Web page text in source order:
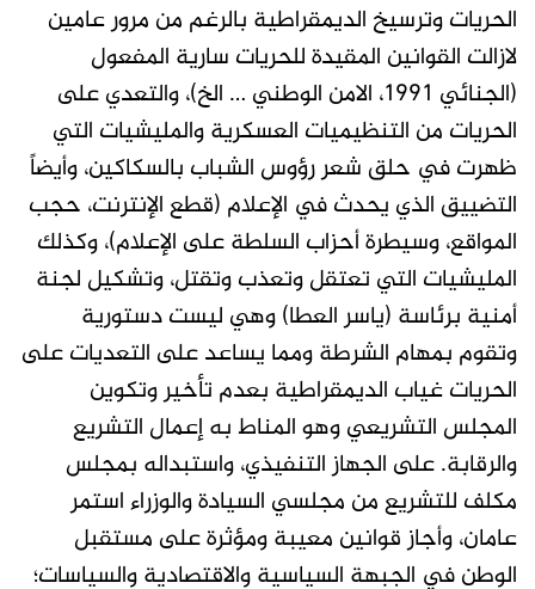
الحريات وترسيخ الديمقراطية بالرغم من مرور عامين
لازالت القوانين المقيدة للحريات سارية المفعول
(الجنائي 1991، الامن الوطني … الخ)، والتعدي على
الحريات من التنظيميات العسكرية والمليشيات التي
ظهرت في حلق شعر رؤوس الشباب بالسكاكين، وأيضاً
التضييق الذي يحدث في الإعلام (قطع الإنترنت، حجب
المواقع، وسيطرة أحزاب السلطة على الإعلام)، وكذلك
المليشيات التي تعتقل وتعذب وتقتل، وتشكيل لجنة
أمنية برئاسة (ياسر العطا) وهي ليست دستورية
وتقوم بمهام الشرطة ومما يساعد على التعديات على
الحريات غياب الديمقراطية بعدم تأخير وتكوين
المجلس التشريعي وهو المناط به إعمال التشريع
والرقابة. على الجهاز التنفيذي، واستبداله بمجلس
مكلف للتشريع من مجلسي السيادة والوزراء استمر
عامان، وأجاز قوانين معيبة ومؤثرة على مستقبل
الوطن في الجبهة السياسية والاقتصادية والسياسات؛